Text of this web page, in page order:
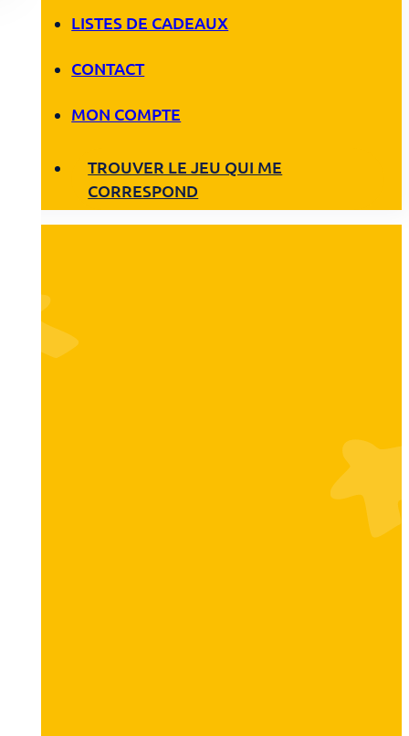
LISTES DE CADEAUX
CONTACT
MON COMPTE
TROUVER LE JEU QUI ME
CORRESPOND